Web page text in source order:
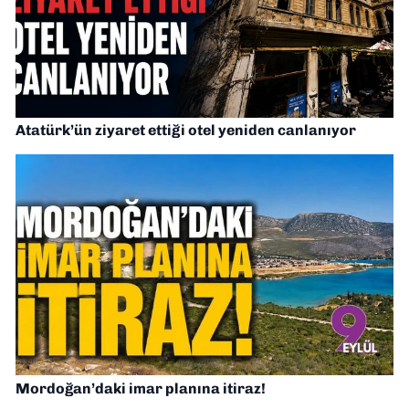
Atatürk’ün ziyaret ettiği otel yeniden canlanıyor
Mordoğan’daki imar planına itiraz!